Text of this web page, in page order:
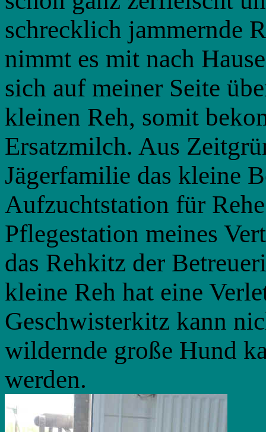
schrecklich jammernde
nimmt es mit nach
sich auf meiner Seite
kleinen Reh, somit
Ersatzmilch. Aus
Jägerfamilie das kleine
Aufzuchtstation für
Pflegestation meines
das Rehkitz der
kleine Reh hat eine
Geschwisterkitz kann
wildernde große Hund
werden.